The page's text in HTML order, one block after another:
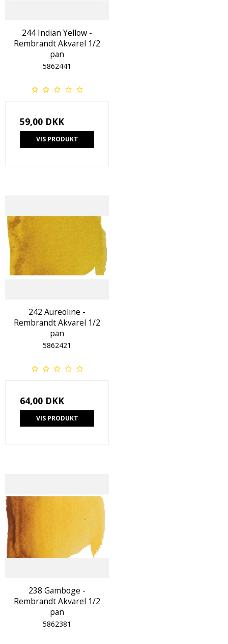
244 Indian Yellow -
Rembrandt Akvarel 1/2
pan
5862441
59,00 DKK
VIS PRODUKT
242 Aureoline -
Rembrandt Akvarel 1/2
pan
5862421
64,00 DKK
VIS PRODUKT
238 Gamboge -
Rembrandt Akvarel 1/2
pan
5862381